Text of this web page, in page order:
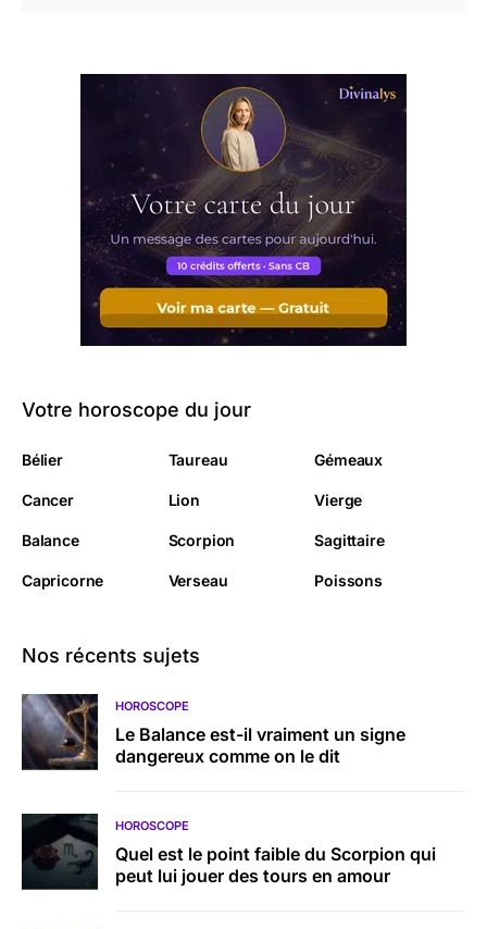
Votre horoscope du jour
Bélier Taureau Gémeaux
Cancer Lion Vierge
Balance Scorpion Sagittaire
Capricorne Verseau Poissons
Nos récents sujets
HOROSCOPE
Le Balance est-il vraiment un signe
dangereux comme on le dit
HOROSCOPE
Quel est le point faible du Scorpion qui
peut lui jouer des tours en amour